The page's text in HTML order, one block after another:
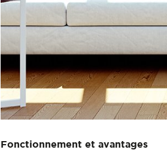
Fonctionnement et avantages